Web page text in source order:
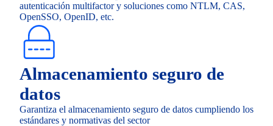
autenticación multifactor y soluciones como NTLM, CAS,
OpenSSO, OpenID, etc.
Almacenamiento seguro de
datos
Garantiza el almacenamiento seguro de datos cumpliendo los
estándares y normativas del sector